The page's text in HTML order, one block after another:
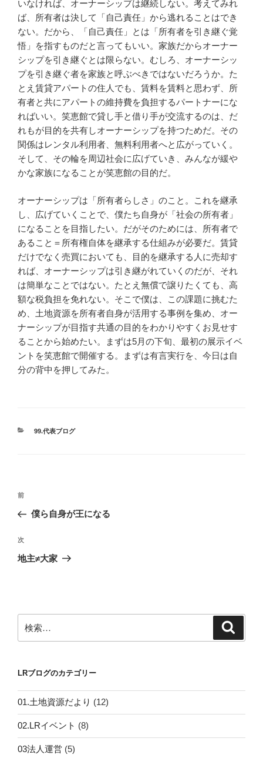
いなければ、オーナーシップは継続しない。考えてみれ
ば、所有者は決して「自己責任」から逃れることはでき
ない。だから、「自己責任」とは「所有者を引き継ぐ覚
悟」を指すものだと言ってもいい。家族だからオーナー
シップを引き継ぐとは限らない。むしろ、オーナーシッ
プを引き継ぐ者を家族と呼ぶべきではないだろうか。た
とえ賃貸アパートの住人でも、賃料を賃料と思わず、所
有者と共にアパートの維持費を負担するパートナーにな
ればいい。笑恵館で貸し手と借り手が交流するのは、だ
れもが目的を共有しオーナーシップを持つためだ。その
関係はレンタル利用者、無料利用者へと広がっていく。
そして、その輪を周辺社会に広げていき、みんなが緩や
かな家族になることが笑恵館の目的だ。
オーナーシップは「所有者らしさ」のこと。これを継承
し、広げていくことで、僕たち自身が「社会の所有者」
になることを目指したい。だがそのためには、所有者で
あること＝所有権自体を継承する仕組みが必要だ。賃貸
だけでなく売買においても、目的を継承する人に売却す
れば、オーナーシップは引き継がれていくのだが、それ
は簡単なことではない。たとえ無償で譲りたくても、高
額な税負担を免れない。そこで僕は、この課題に挑むた
め、土地資源を所有者自身が活用する事例を集め、オー
ナーシップが目指す共通の目的をわかりやすくお見せす
ることから始めたい。まずは5月の下旬、最初の展示イベ
ントを笑恵館で開催する。まずは有言実行を、今日は自
分の背中を押してみた。
カ
99.代表ブログ
投
ナ
ビ
ゲ
ン
前
の
稿
前
僕ら自身が王になる
次
の
次
地主≠大家
索:
LRブログのカテゴリー
01.土地資源だより (12)
02.LRイベント (8)
03法人運営 (5)